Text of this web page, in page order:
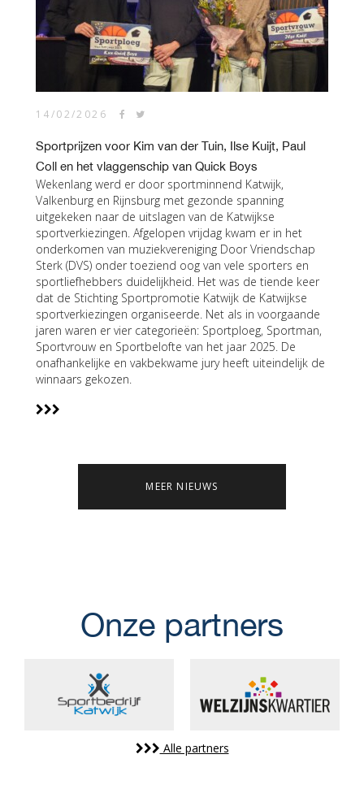
14/02/2026
Sportprijzen voor Kim van der Tuin, Ilse Kuijt, Paul
Coll en het vlaggenschip van Quick Boys
Wekenlang werd er door sportminnend Katwijk,
Valkenburg en Rijnsburg met gezonde spanning
uitgekeken naar de uitslagen van de Katwijkse
sportverkiezingen. Afgelopen vrijdag kwam er in het
onderkomen van muziekvereniging Door Vriendschap
Sterk (DVS) onder toeziend oog van vele sporters en
sportliefhebbers duidelijkheid. Het was de tiende keer
dat de Stichting Sportpromotie Katwijk de Katwijkse
sportverkiezingen organiseerde. Net als in voorgaande
jaren waren er vier categorieën: Sportploeg, Sportman,
Sportvrouw en Sportbelofte van het jaar 2025. De
onafhankelijke en vakbekwame jury heeft uiteindelijk de
winnaars gekozen.
MEER NIEUWS
Onze partners
Alle partners